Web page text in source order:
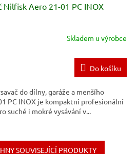
Nilfisk Aero 21-01 PC INOX
Skladem u výrobce
Do košíku
do dílny, garáže a menšího
PC INOX je kompaktní profesionální
suché i mokré vysávání v...
SOUVISEJÍCÍ PRODUKTY